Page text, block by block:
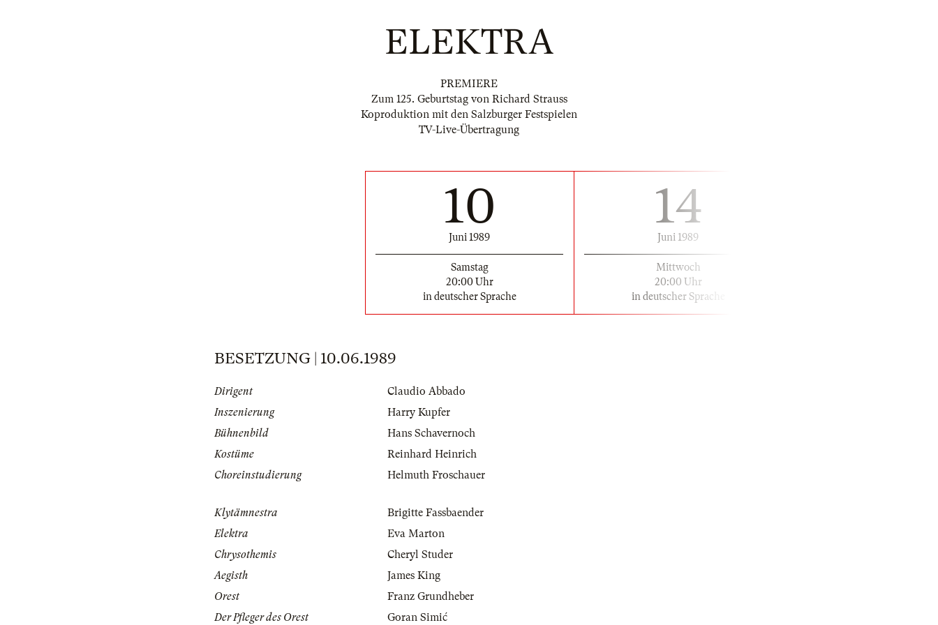
ELEKTRA
PREMIERE
Zum 125. Geburtstag von Richard Strauss
Koproduktion mit den Salzburger Festspielen
TV-Live-Übertragung
10
Juni 1989
Samstag
20:00 Uhr
in deutscher Sprache
14
Juni 1989
Mittwoch
20:00 Uhr
in deutscher Sprache
BESETZUNG | 10.06.1989
Dirigent
Claudio Abbado
Inszenierung
Harry Kupfer
Bühnenbild
Hans Schavernoch
Kostüme
Reinhard Heinrich
Choreinstudierung
Helmuth Froschauer
Klytämnestra
Brigitte Fassbaender
Elektra
Eva Marton
Chrysothemis
Cheryl Studer
Aegisth
James King
Orest
Franz Grundheber
Der Pfleger des Orest
Goran Simić